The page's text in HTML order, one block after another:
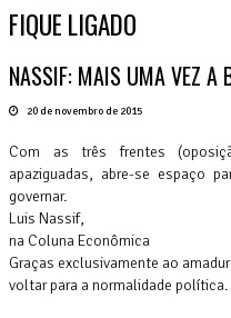
FIQUE LIGADO
NASSIF: MAIS UMA VEZ A
20 de novembro de 2015
Com as três frentes
apaziguadas, abre-se espaço
governar.
Luis Nassif,
na Coluna Econômica
Graças exclusivamente ao
voltar para a normalidade política.